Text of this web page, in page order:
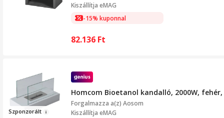
Kiszállítja eMAG
-15% kuponnal
82.136 Ft
Szponzorált
Homcom Bioetanol kandalló, 2000W, fehér,
Forgalmazza a(z) Aosom
Kiszállítja eMAG